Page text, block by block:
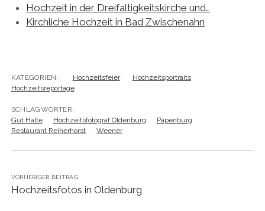
Hochzeit in der Dreifaltigkeitskirche und…
Kirchliche Hochzeit in Bad Zwischenahn
KATEGORIEN: Hochzeitsfeier
Hochzeitsportraits
Hochzeitsreportage
SCHLAGWÖRTER:
Gut Halte
Hochzeitsfotograf Oldenburg
Papenburg
Restaurant Reiherhorst
Weener
VORHERIGER BEITRAG
Hochzeitsfotos in Oldenburg